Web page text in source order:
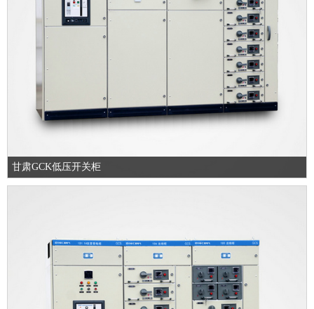
甘肃GCK低压开关柜